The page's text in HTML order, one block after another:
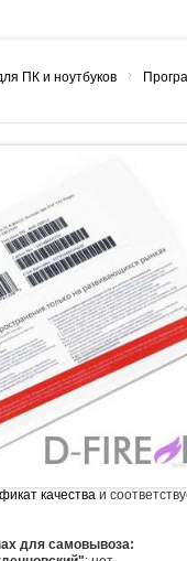
ПК и ноутбуков ›
качества и
для самовывоза: